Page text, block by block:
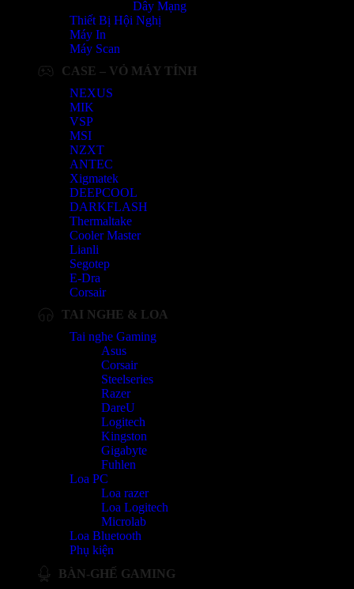
Dây Mạng
Thiết Bị Hội Nghị
Máy In
Máy Scan
CASE – VỎ MÁY TÍNH
NEXUS
MIK
VSP
MSI
NZXT
ANTEC
Xigmatek
DEEPCOOL
DARKFLASH
Thermaltake
Cooler Master
Lianli
Segotep
E-Dra
Corsair
TAI NGHE & LOA
Tai nghe Gaming
Asus
Corsair
Steelseries
Razer
DareU
Logitech
Kingston
Gigabyte
Fuhlen
Loa PC
Loa razer
Loa Logitech
Microlab
Loa Bluetooth
Phụ kiện
BÀN-GHẾ GAMING